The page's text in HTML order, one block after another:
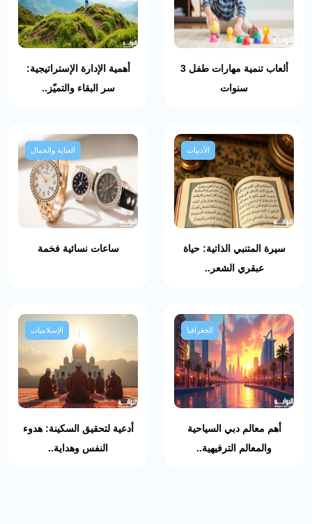
ألعاب تنمية مهارات طفل 3
سنوات
أهمية الإدارة الإستراتيجية:
سر البقاء والتميّز..
الأدبيات
سيرة المتنبي الذاتية: حياة
عبقري الشعر..
العناية والجمال
ساعات نسائية فخمة
الجغرافيا
أهم معالم دبي السياحية
والمعالم الترفيهية..
الإسلاميات
أدعية لتحقيق السكينة: هدوء
النفس وهداية..